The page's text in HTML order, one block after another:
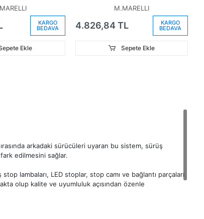
KARGO
BEDAVA
Ekle
No:8V3945095)M.MARELLI
4.826,84 TL KARGO
BEDAVA
Sepete Ekle
arkadaki sürücüleri uyaran bu sistem, sürüş
edilmesini sağlar.
lambaları, LED stoplar, stop camı ve bağlantı parçaları
olup kalite ve uyumluluk açısından özenle